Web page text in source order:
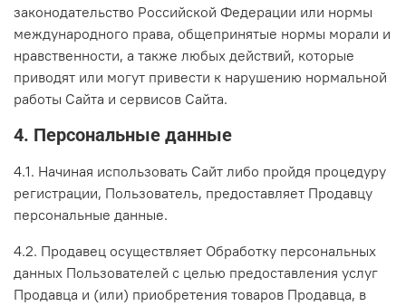
законодательство Российской Федерации или нормы
международного права, общепринятые нормы морали и
нравственности, а также любых действий, которые
приводят или могут привести к нарушению нормальной
работы Сайта и сервисов Сайта.
4. Персональные данные
4.1. Начиная использовать Сайт либо пройдя процедуру
регистрации, Пользователь, предоставляет Продавцу
персональные данные.
4.2. Продавец осуществляет Обработку персональных
данных Пользователей с целью предоставления услуг
Продавца и (или) приобретения товаров Продавца, в